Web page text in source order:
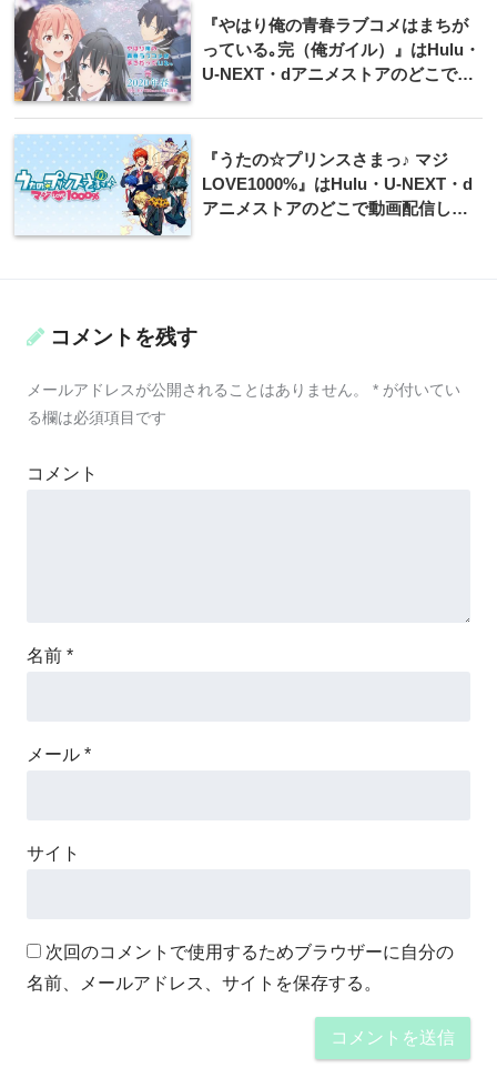
『やはり俺の青春ラブコメはまちが
っている｡完（俺ガイル）』はHulu・
U-NEXT・dアニメストアのどこで動
『うたの☆プリンスさまっ♪ マジ
LOVE1000%』はHulu・U-NEXT・d
アニメストアのどこで動画配信して
コメントを残す
メールアドレスが公開されることはありません。 * が付いてい
る欄は必須項目です
コメント
名前 *
メール *
サイト
次回のコメントで使用するためブラウザーに自分の
名前、メールアドレス、サイトを保存する。